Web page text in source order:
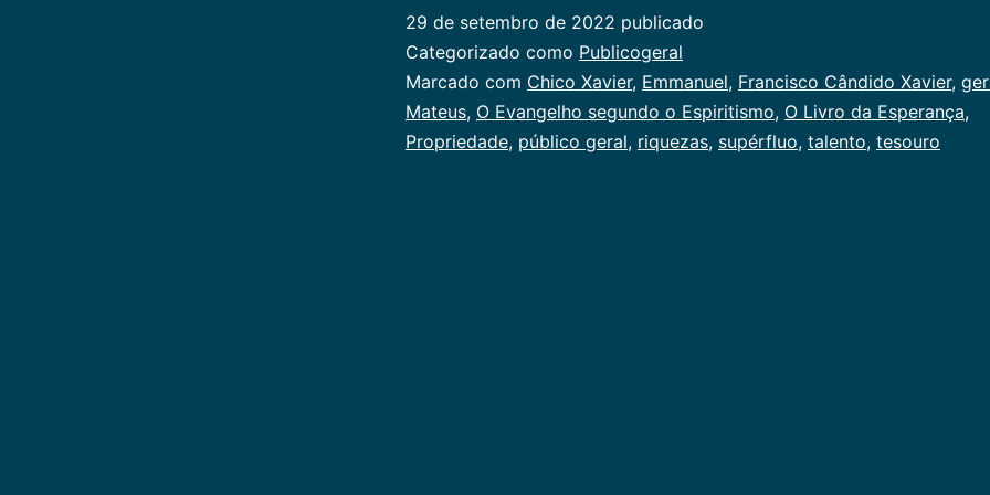
29 de setembro de 2022 publicado
Categorizado como Publicogeral
Marcado com Chico Xavier, Emmanuel, Francisco Cândido Xavier,
Mateus, O Evangelho segundo o Espiritismo, O Livro da Esperança,
Propriedade, público geral, riquezas, supérfluo, talento, tesouro